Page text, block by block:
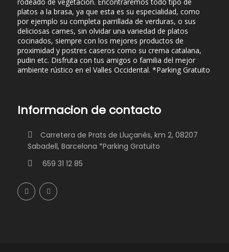
platos a la brasa, ya que esta es su especialidad, como
por ejemplo su completa parrillada de verduras, o sus
deliciosas carnes, sin olvidar una variedad de platos
cocinados, siempre con los mejores productos de
proximidad y postres caseros como su crema catalana,
pudin etc. Disfruta con tus amigos o familia del mejor
ambiente rústico en el Valles Occidental. *Parking Gratuito
Informacion de contacto
Carretera de Prats de Lluçanès, km 2, 08207
Sabadell, Barcelona *Parking Gratuito
659 31 12 85